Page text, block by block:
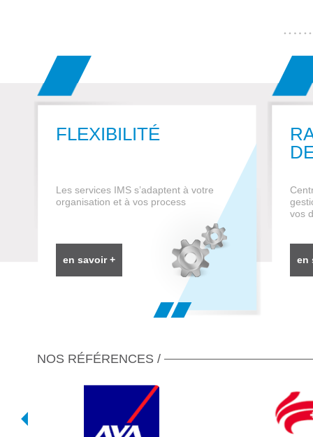
FLEXIBILITÉ
Les services IMS s’adaptent à votre
organisation et à vos process
en savoir +
vos
en
NOS RÉFÉRENCES /